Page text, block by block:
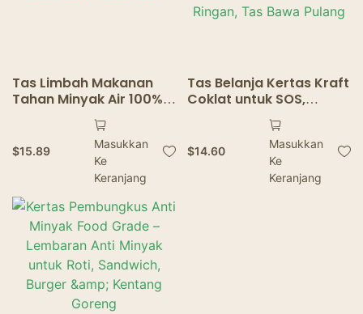
Tas Limbah Makanan
Tahan Minyak Air 100%
Kompos Kertas Kraft
Kertas Pla Film Kantong
Sampah Untuk Dapur
$15.89
Masukkan
Ke
Keranjang
Tas Belanja Kertas Kraft
Coklat untuk SOS,
Makanan, Sayuran,
Paket Permen, Tas
Makan Siang Kraft, Roti,
Kue, Makanan Ringan,
Tas Bawa Pulang
$14.60
Masukkan
Ke
Keranjang